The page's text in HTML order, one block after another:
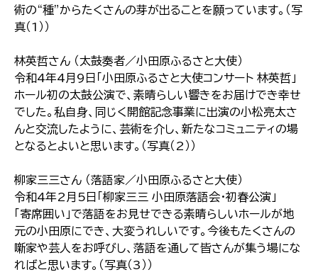
術の“種”からたくさんの芽が出ることを願っています。（写
真（1））
林英哲さん （太鼓奏者／小田原ふるさと大使）
令和4年4月9日「小田原ふるさと大使コンサート 林英哲」
ホール初の太鼓公演で、素晴らしい響きをお届けでき幸せ
でした。私自身、同じく開館記念事業に出演の小松亮太さ
んと交流したように、芸術を介し、新たなコミュニティの場
となるとよいと思います。（写真（2））
柳家三三さん （落語家／小田原ふるさと大使）
令和4年2月5日「柳家三三 小田原落語会・初春公演」
「寄席囲い」で落語をお見せできる素晴らしいホールが地
元の小田原にでき、大変うれしいです。今後もたくさんの
噺家や芸人をお呼びし、落語を通して皆さんが集う場にな
ればと思います。（写真（3））